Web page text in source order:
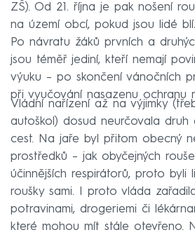
ZŠ). Od 21. října je pak nošení
na území obcí, pokud jsou lidé
Po návratu žáků prvních a
jsou téměř jediní, kteří nemají
výuku – po skončení vánočních
při vyučování nasazenu ochranu
Vládní nařízení až na výjimky
autoškol) dosud neurčovala druh
cest. Na jaře byl přitom obecný
prostředků – jak obyčejných
účinnějších respirátorů, proto byli
roušky sami. I proto vláda
potravinami, drogeriemi či
které mohou mít stále otevřeno.